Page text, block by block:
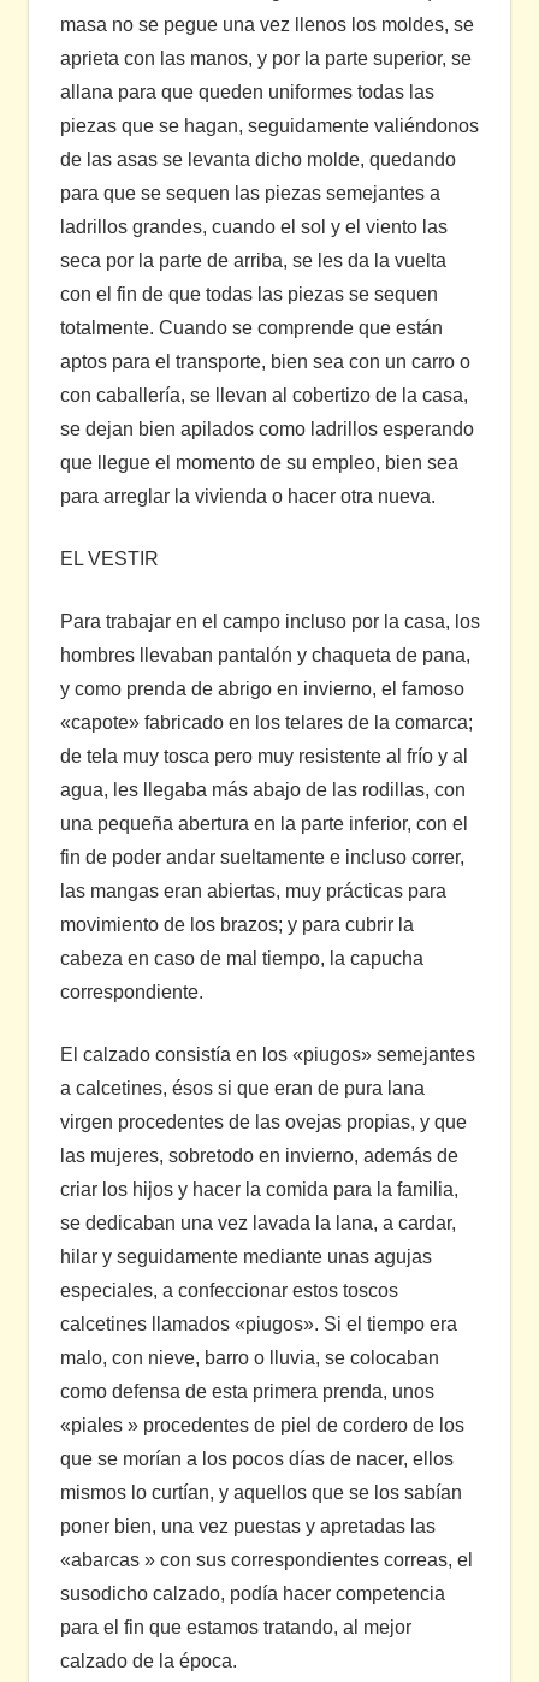
masa no se pegue una vez llenos los moldes, se
aprieta con las manos, y por la parte superior, se
allana para que queden uniformes todas las
piezas que se hagan, seguidamente valiéndonos
de las asas se levanta dicho molde, quedando
para que se sequen las piezas semejantes a
ladrillos grandes, cuando el sol y el viento las
seca por la parte de arriba, se les da la vuelta
con el fin de que todas las piezas se sequen
totalmente. Cuando se comprende que están
aptos para el transporte, bien sea con un carro o
con caballería, se llevan al cobertizo de la casa,
se dejan bien apilados como ladrillos esperando
que llegue el momento de su empleo, bien sea
para arreglar la vivienda o hacer otra nueva.
EL VESTIR
Para trabajar en el campo incluso por la casa, los
hombres llevaban pantalón y chaqueta de pana,
y como prenda de abrigo en invierno, el famoso
«capote» fabricado en los telares de la comarca;
de tela muy tosca pero muy resistente al frío y al
agua, les llegaba más abajo de las rodillas, con
una pequeña abertura en la parte inferior, con el
fin de poder andar sueltamente e incluso correr,
las mangas eran abiertas, muy prácticas para
movimiento de los brazos; y para cubrir la
cabeza en caso de mal tiempo, la capucha
correspondiente.
El calzado consistía en los «piugos» semejantes
a calcetines, ésos si que eran de pura lana
virgen procedentes de las ovejas propias, y que
las mujeres, sobretodo en invierno, además de
criar los hijos y hacer la comida para la familia,
se dedicaban una vez lavada la lana, a cardar,
hilar y seguidamente mediante unas agujas
especiales, a confeccionar estos toscos
calcetines llamados «piugos». Si el tiempo era
malo, con nieve, barro o lluvia, se colocaban
como defensa de esta primera prenda, unos
«piales » procedentes de piel de cordero de los
que se morían a los pocos días de nacer, ellos
mismos lo curtían, y aquellos que se los sabían
poner bien, una vez puestas y apretadas las
«abarcas » con sus correspondientes correas, el
susodicho calzado, podía hacer competencia
para el fin que estamos tratando, al mejor
calzado de la época.